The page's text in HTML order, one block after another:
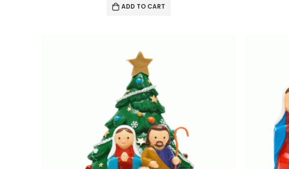
ADD TO CART